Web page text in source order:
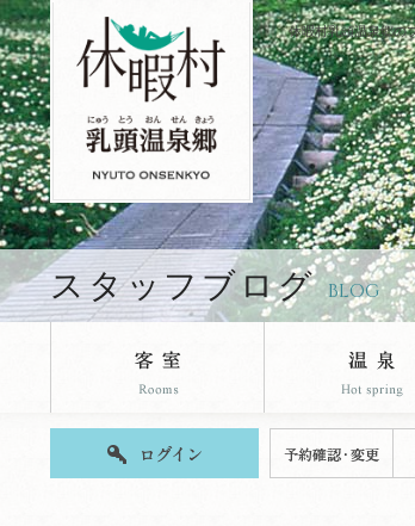
休暇村乳頭温泉郷の
スタッフブログ BLOG